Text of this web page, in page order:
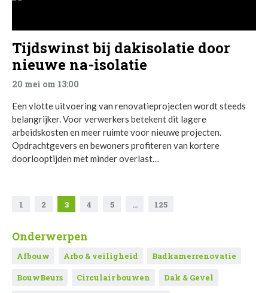
Tijdswinst bij dakisolatie door
nieuwe na-isolatie
20 mei om 13:00
Een vlotte uitvoering van renovatieprojecten wordt steeds
belangrijker. Voor verwerkers betekent dit lagere
arbeidskosten en meer ruimte voor nieuwe projecten.
Opdrachtgevers en bewoners profiteren van kortere
doorlooptijden met minder overlast…
1 2 3 4 5 … 125
Onderwerpen
Afbouw Arbo & veiligheid
Badkamerrenovatie
BouwBeurs
Circulair bouwen
Dak & Gevel